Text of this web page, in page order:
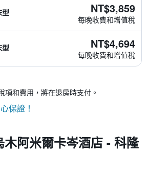
型 NT$3,859
每晚收費和增值稅
型 NT$4,694
每晚收費和增值稅
項和費用，將在退房時支付。
保證！
阿米爾卡岑酒店 - 科隆